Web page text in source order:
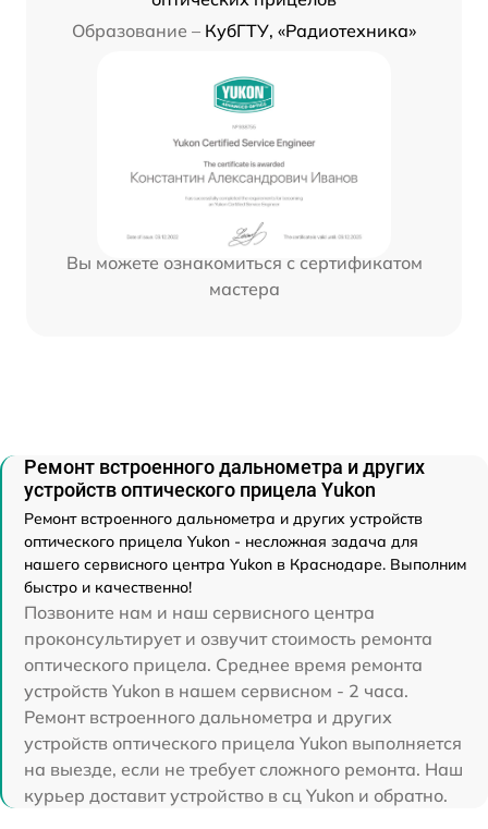
Образование – КубГТУ, «Радиотехника»
Вы можете ознакомиться с сертификатом
мастера
Ремонт встроенного дальнометра и других
устройств оптического прицела Yukon
Ремонт встроенного дальнометра и других устройств
оптического прицела Yukon - несложная задача для
нашего сервисного центра Yukon в Краснодаре. Выполним
быстро и качественно!
Позвоните нам и наш сервисного центра
проконсультирует и озвучит стоимость ремонта
оптического прицела. Среднее время ремонта
устройств Yukon в нашем сервисном - 2 часа.
Ремонт встроенного дальнометра и других
устройств оптического прицела Yukon выполняется
на выезде, если не требует сложного ремонта. Наш
курьер доставит устройство в сц Yukon и обратно.